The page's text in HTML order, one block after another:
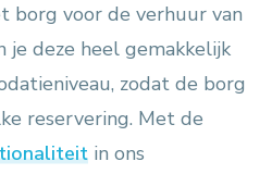
borg voor de verhuur van
je deze heel gemakkelijk
zodat de borg
reservering. Met de
in ons